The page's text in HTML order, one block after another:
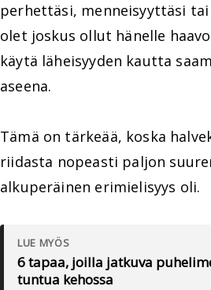
perhettäsi, menneisyyttäsi
olet joskus ollut hänelle
käytä läheisyyden kautta
aseena.
Tämä on tärkeää, koska
riidasta nopeasti paljon
alkuperäinen erimielisyys oli.
LUE MYÖS
6 tapaa, joilla jatkuva
tuntua kehossa